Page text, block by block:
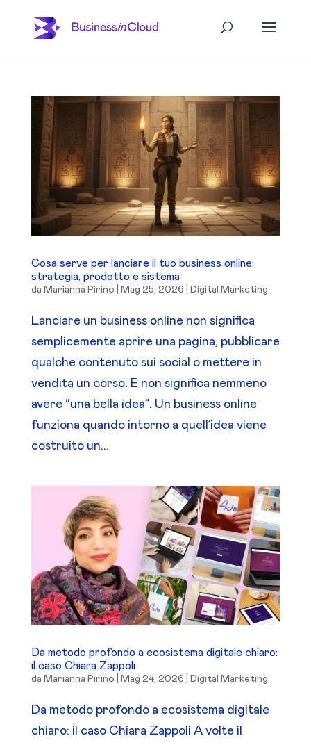
Cosa serve per lanciare il tuo business online:
strategia, prodotto e sistema
da Marianna Pirino Mag 25, 2026 Digital Marketing
Lanciare un business online non significa
semplicemente aprire una pagina, pubblicare
qualche contenuto sui social o mettere in
vendita un corso. E non significa nemmeno
avere “una bella idea”. Un business online
funziona quando intorno a quell’idea viene
costruito un...
Da metodo profondo a ecosistema digitale chiaro:
il caso Chiara Zappoli
da Marianna Pirino Mag 24, 2026 Digital Marketing
Da metodo profondo a ecosistema digitale
chiaro: il caso Chiara Zappoli A volte il